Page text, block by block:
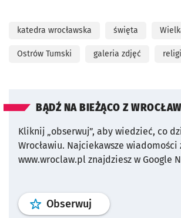
katedra wrocławska święta
Ostrów Tumski galeria zdjęć
BĄDŹ NA BIEŻĄCO Z
Kliknij „obserwuj”, aby wiedzieć, co
Wrocławiu. Najciekawsze wiadomości
www.wroclaw.pl znajdziesz w Google
Obserwuj profil